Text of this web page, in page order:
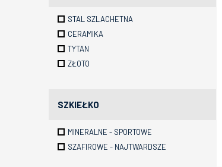
STAL SZLACHETNA
CERAMIKA
TYTAN
ZŁOTO
SZKIEŁKO
MINERALNE - SPORTOWE
SZAFIROWE - NAJTWARDSZE